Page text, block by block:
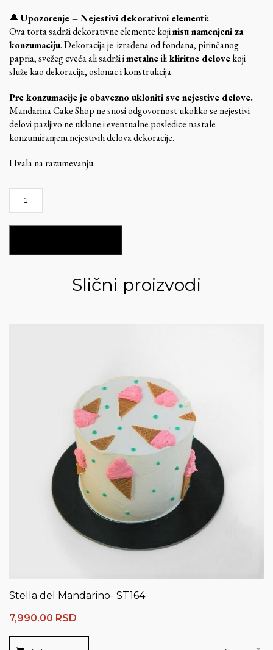
🔔 Upozorenje – Nejestivi dekorativni elementi:
Ova torta sadrži dekorativne elemente kojinisu namenjeni za
konzumaciju. Dekoracija je izrađena od fondana, pirinčanog
papria, svežeg cveća ali sadrži imetalneilikliritne delovekoji
služe kao dekoracija, oslonac i konstrukcija.
Pre konzumacije je obavezno ukloniti sve nejestive delove.
Mandarina Cake Shop ne snosi odgovornost ukoliko se nejestivi
delovi pazljivo ne uklone i eventualne posledice nastale
konzumiranjem nejestivih delova dekoracije.
Hvala na razumevanju.
Stella
Slični proizvodi
Stella del Mandarino- ST164
7,990.00 RSD